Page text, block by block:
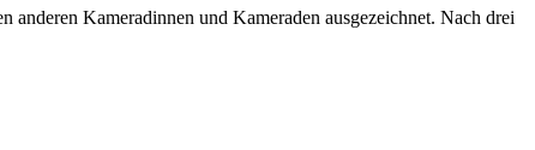
anderen Kameradinnen und Kameraden ausgezeichnet. Nach drei